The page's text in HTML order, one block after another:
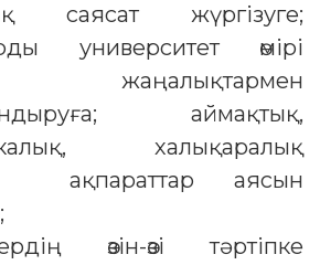
саясат жүргізуге;
университет өмірі
жаңалықтармен
аймақтық,
халықаралық
ақпараттар аясын
өзін-өзі тәртіпке